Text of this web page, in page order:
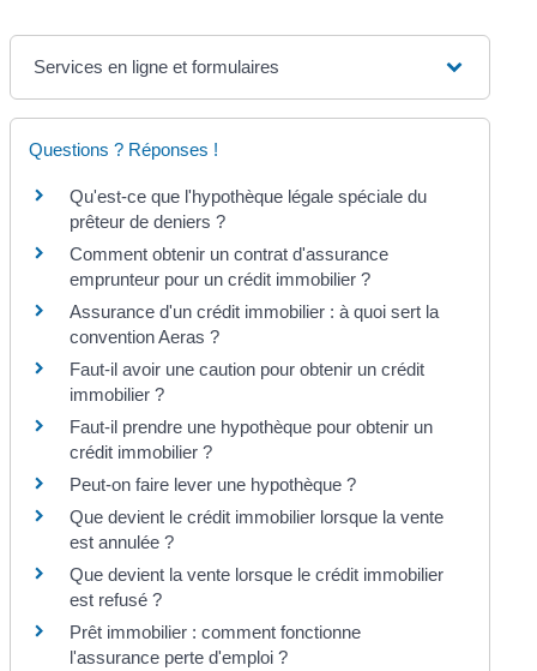
Services en ligne et formulaires
Questions ? Réponses !
Qu'est-ce que l'hypothèque légale spéciale du
prêteur de deniers ?
Comment obtenir un contrat d'assurance
emprunteur pour un crédit immobilier ?
Assurance d'un crédit immobilier : à quoi sert la
convention Aeras ?
Faut-il avoir une caution pour obtenir un crédit
immobilier ?
Faut-il prendre une hypothèque pour obtenir un
crédit immobilier ?
Peut-on faire lever une hypothèque ?
Que devient le crédit immobilier lorsque la vente
est annulée ?
Que devient la vente lorsque le crédit immobilier
est refusé ?
Prêt immobilier : comment fonctionne
l'assurance perte d'emploi ?